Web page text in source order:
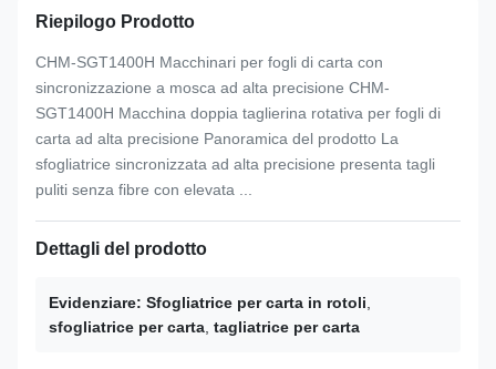
Riepilogo Prodotto
CHM-SGT1400H Macchinari per fogli di carta con
sincronizzazione a mosca ad alta precisione CHM-
SGT1400H Macchina doppia taglierina rotativa per fogli di
carta ad alta precisione Panoramica del prodotto La
sfogliatrice sincronizzata ad alta precisione presenta tagli
puliti senza fibre con elevata ...
Dettagli del prodotto
Evidenziare: Sfogliatrice per carta in rotoli
sfogliatrice per carta tagliatrice per carta